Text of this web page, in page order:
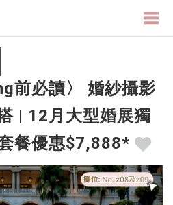
前必讀〉 婚紗攝影
| 12月大型婚展獨
餐優惠$7,888*